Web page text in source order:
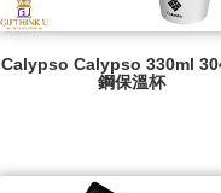
Calypso Calypso 330ml
鋼保溫杯